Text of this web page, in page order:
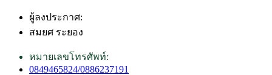
ผู้ลงประกาศ:
สมยศ ระยอง
หมายเลขโทรศัพท์:
0849465824/0886237191